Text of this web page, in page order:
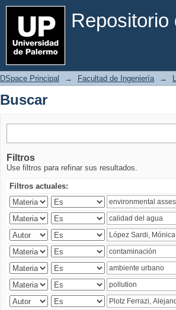
Repositorio
Buscar
DSpace Principal → Facultad de Ingeniería →
Buscar
Filtros
Use filtros para refinar sus resultados.
Filtros actuales: